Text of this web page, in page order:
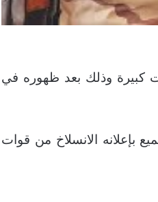
كبيرة وذلك بعد ظهوره في
بإعلانه الانسلاخ من قوات